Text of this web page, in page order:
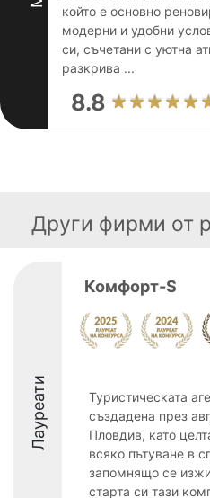
който е основно
модерни и удобни
си, съчетани с уютна
разкрива ...
8.8
Други фирми от
Лауреати
Комфорт-S
Туристическата
създадена през
Пловдив, като
всяко пътуване в
запомнящо се
старта си тази